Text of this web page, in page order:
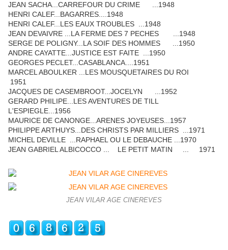
JEAN SACHA...CARREFOUR DU CRIME ...1948
HENRI CALEF...BAGARRES....1948
HENRI CALEF...LES EAUX TROUBLES ...1948
JEAN DEVAIVRE ...LA FERME DES 7 PECHES ...1948
SERGE DE POLIGNY...LA SOIF DES HOMMES ...1950
ANDRE CAYATTE...JUSTICE EST FAITE ...1950
GEORGES PECLET...CASABLANCA....1951
MARCEL ABOULKER ...LES MOUSQUETAIRES DU ROI
1951
JACQUES DE CASEMBROOT...JOCELYN ...1952
GERARD PHILIPE...LES AVENTURES DE TILL
L'ESPIEGLE...1956
MAURICE DE CANONGE...ARENES JOYEUSES...1957
PHILIPPE ARTHUYS...DES CHRISTS PAR MILLIERS ...1971
MICHEL DEVILLE ...RAPHAEL OU LE DEBAUCHE ...1970
JEAN GABRIEL ALBICOCCO ... LE PETIT MATIN ... 1971
JEAN VILAR AGE CINEREVES